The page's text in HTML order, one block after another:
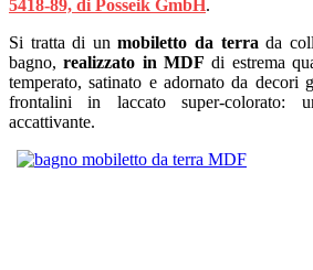
5418-89, di Posseik GmbH .
Si tratta di unmobiletto da terra da
bagno,realizzato in MDF di estrema
temperato, satinato e adornato da decori
frontalini in laccato super-colorato:
accattivante.